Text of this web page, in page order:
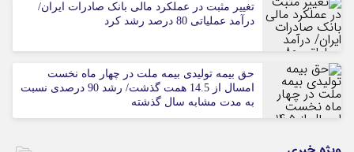
تغییر مثبت در عملکرد مالی بانک صادرات ایران/
درآمد عملیاتی 80 درصد رشد کرد
حق بیمه تولیدی بیمه ملت در چهار ماه نخست
امسال از 14.5 همت گذشت/ رشد 90 درصدی نسبت
به مدت مشابه سال گذشته